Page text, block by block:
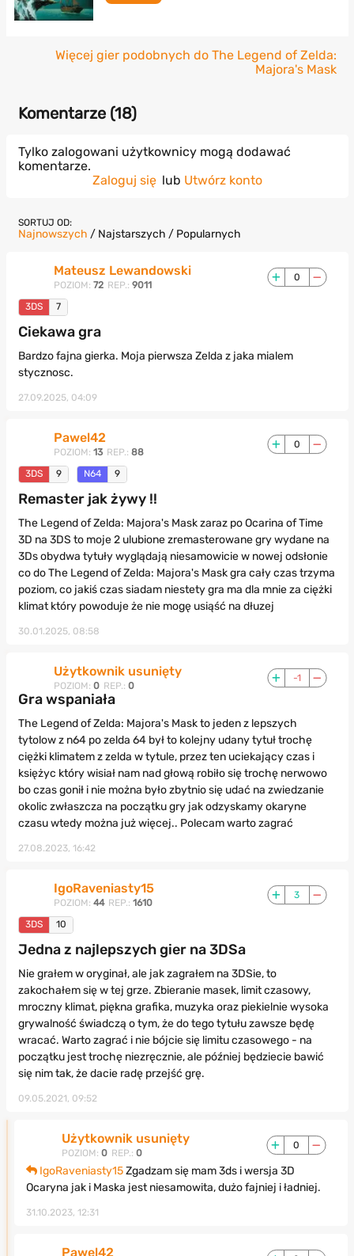
Więcej gier podobnych do The Legend of Zelda:
Majora's Mask
Komentarze (18)
Tylko zalogowani użytkownicy mogą dodawać
komentarze.
Zaloguj się lub Utwórz konto
SORTUJ OD:
Najnowszych / Najstarszych / Popularnych
Mateusz Lewandowski
POZIOM: 72 REP.: 9011
0
3DS 7
Ciekawa gra
Bardzo fajna gierka. Moja pierwsza Zelda z jaka mialem
stycznosc.
27.09.2025, 04:09
Pawel42
POZIOM: 13 REP.: 88
0
3DS 9 N64 9
Remaster jak żywy !!
The Legend of Zelda: Majora's Mask zaraz po Ocarina of Time
3D na 3DS to moje 2 ulubione zremasterowane gry wydane na
3Ds obydwa tytuły wyglądają niesamowicie w nowej odsłonie
co do The Legend of Zelda: Majora's Mask gra cały czas trzyma
poziom, co jakiś czas siadam niestety gra ma dla mnie za ciężki
klimat który powoduje że nie mogę usiąść na dłuzej
30.01.2025, 08:58
Użytkownik usunięty
POZIOM: 0 REP.: 0
-1
Gra wspaniała
The Legend of Zelda: Majora's Mask to jeden z lepszych
tytolow z n64 po zelda 64 był to kolejny udany tytuł trochę
ciężki klimatem z zelda w tytule, przez ten uciekający czas i
księżyc który wisiał nam nad głową robiło się trochę nerwowo
bo czas gonił i nie można było zbytnio się udać na zwiedzanie
okolic zwłaszcza na początku gry jak odzyskamy okaryne
czasu wtedy można już więcej.. Polecam warto zagrać
27.08.2023, 16:42
IgoRaveniasty15
POZIOM: 44 REP.: 1610
3
3DS 10
Jedna z najlepszych gier na 3DSa
Nie grałem w oryginał, ale jak zagrałem na 3DSie, to
zakochałem się w tej grze. Zbieranie masek, limit czasowy,
mroczny klimat, piękna grafika, muzyka oraz piekielnie wysoka
grywalność świadczą o tym, że do tego tytułu zawsze będę
wracać. Warto zagrać i nie bójcie się limitu czasowego - na
początku jest trochę niezręcznie, ale później będziecie bawić
się nim tak, że dacie radę przejść grę.
09.05.2021, 09:52
Użytkownik usunięty
POZIOM: 0 REP.: 0
0
IgoRaveniasty15Zgadzam się mam 3ds i wersja 3D
Ocaryna jak i Maska jest niesamowita, dużo fajniej i ładniej.
31.10.2023, 12:31
Pawel42